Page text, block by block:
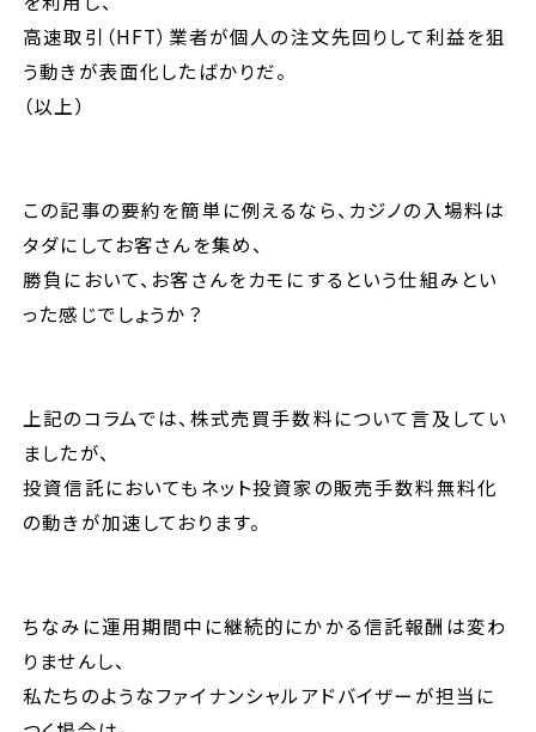
高速取引（HFT）業者が個人の注文先回りして利益を狙
う動きが表面化したばかりだ。
（以上）
この記事の要約を簡単に例えるなら、カジノの入場料は
タダにしてお客さんを集め、
勝負において、お客さんをカモにするという仕組みとい
った感じでしょうか？
上記のコラムでは、株式売買手数料について言及してい
ましたが、
投資信託においてもネット投資家の販売手数料無料化
の動きが加速しております。
ちなみに運用期間中に継続的にかかる信託報酬は変わ
りませんし、
私たちのようなファイナンシャルアドバイザーが担当に